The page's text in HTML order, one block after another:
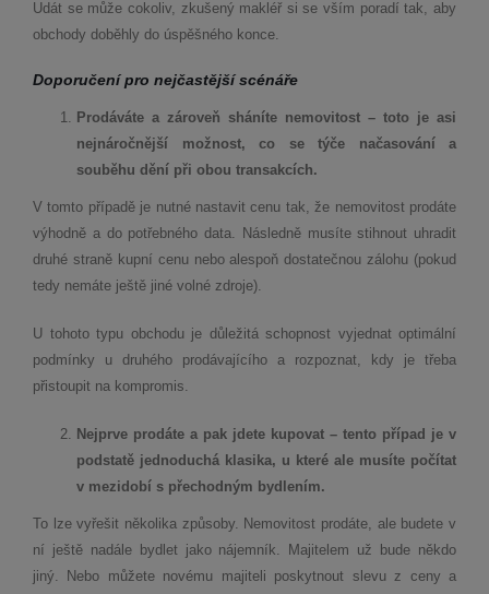
Udát se může cokoliv, zkušený makléř si se vším poradí tak, aby
obchody doběhly do úspěšného konce.
Doporučení pro nejčastějšíscénáře
Prodáváte a zároveň sháníte nemovitost – toto je asi
nejnáročnější možnost, co se týče načasování a
souběhu dění při obou transakcích.
V tomto případě je nutné nastavit cenu tak, že nemovitost prodáte
výhodně a do potřebného data. Následně musíte stihnout uhradit
druhé straně kupní cenu nebo alespoň dostatečnou zálohu (pokud
tedy nemáte ještě jiné volné zdroje).
U tohoto typu obchodu je důležitá schopnost vyjednat optimální
podmínky u druhého prodávajícího a rozpoznat, kdy je třeba
přistoupit na kompromis.
Nejprve prodáte a pak jdete kupovat – tento případ je v
podstatě jednoduchá klasika, u které ale musíte počítat
v mezidobí s přechodným bydlením.
To lze vyřešit několika způsoby. Nemovitost prodáte, ale budete v
ní ještě nadále bydlet jako nájemník. Majitelem už bude někdo
jiný. Nebo můžete novému majiteli poskytnout slevu z ceny a